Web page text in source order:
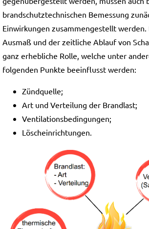
brandschutztechnischen Bemessung
Einwirkungen zusammengestellt werden.
Ausmaß und der zeitliche Ablauf von
ganz erhebliche Rolle, welche unter
folgenden Punkte beeinflusst werden:
Zündquelle;
Art und Verteilung der Brandlast;
Ventilationsbedingungen;
Löscheinrichtungen.